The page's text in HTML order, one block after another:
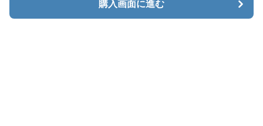
購入画面に進む
購入画面に進む